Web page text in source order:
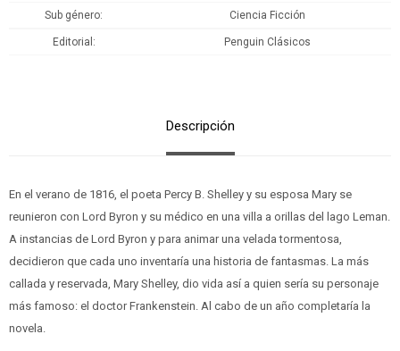
Sub género Ciencia Ficción
Editorial Penguin Clásicos
Descripción
En el verano de 1816, el poeta Percy B. Shelley y su esposa Mary se
reunieron con Lord Byron y su médico en una villa a orillas del lago Leman.
A instancias de Lord Byron y para animar una velada tormentosa,
decidieron que cada uno inventaría una historia de fantasmas. La más
callada y reservada, Mary Shelley, dio vida así a quien sería su personaje
más famoso: el doctor Frankenstein. Al cabo de un año completaría la
novela.